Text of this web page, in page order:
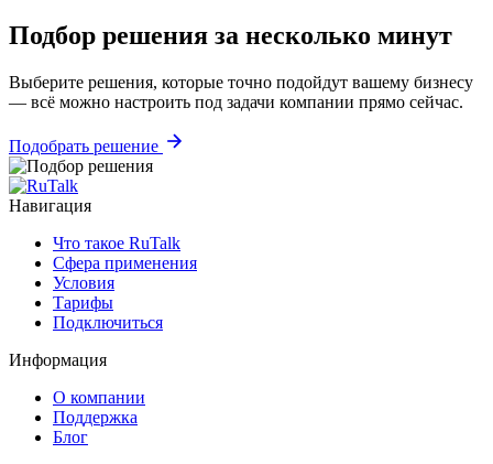
Подбор решения за несколько минут
Выберите решения, которые точно подойдут вашему бизнесу
— всё можно настроить под задачи компании прямо сейчас.
Подобрать решение
Навигация
Что такое RuTalk
Сфера применения
Условия
Тарифы
Подключиться
Информация
О компании
Поддержка
Блог